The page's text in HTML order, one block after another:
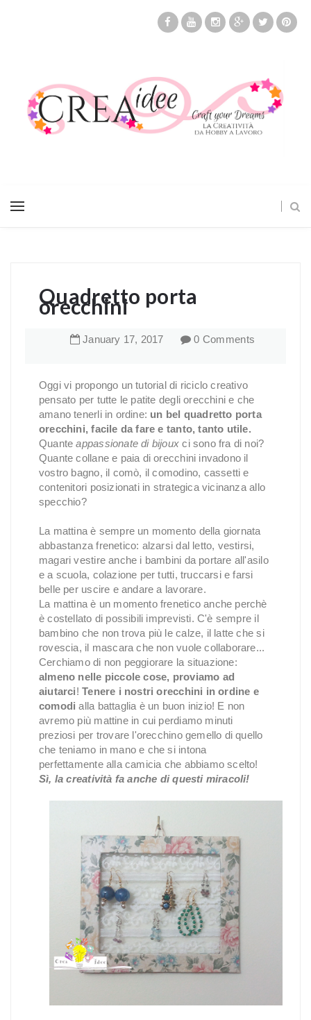
Quadretto porta
orecchini
January 17, 2017 0 Comments
Oggi vi propongo un tutorial di riciclo creativo
pensato per tutte le patite degli orecchini e che
amano tenerli in ordine: un bel quadretto porta
orecchini, facile da fare e tanto, tanto utile.
Quanteappassionate di bijoux ci sono fra di noi?
Quante collane e paia di orecchini invadono il
vostro bagno, il comò, il comodino, cassetti e
contenitori posizionati in strategica vicinanza allo
specchio?
La mattina è sempre un momento della giornata
abbastanza frenetico: alzarsi dal letto, vestirsi,
magari vestire anche i bambini da portare all'asilo
e a scuola, colazione per tutti, truccarsi e farsi
belle per uscire e andare a lavorare.
La mattina è un momento frenetico anche perchè
è costellato di possibili imprevisti. C'è sempre il
bambino che non trova più le calze, il latte che si
rovescia, il mascara che non vuole collaborare...
Cerchiamo di non peggiorare la situazione:
almeno nelle piccole cose, proviamo ad
aiutarci!Tenere i nostri orecchini in ordine e
comodialla battaglia è un buon inizio! E non
avremo più mattine in cui perdiamo minuti
preziosi per trovare l'orecchino gemello di quello
che teniamo in mano e che si intona
perfettamente alla camicia che abbiamo scelto!
Sì, la creatività fa anche di questi miracoli!